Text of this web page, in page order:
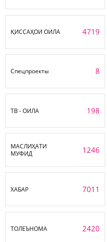
ҚИССАҲОИ ОИЛА 4719
Спецпроекты 8
ТВ - ОИЛА 198
МАСЛИҲАТИ
МУФИД
1246
ХАБАР 7011
ТОЛЕЪНОМА 2420